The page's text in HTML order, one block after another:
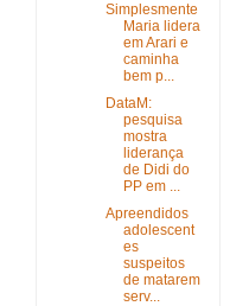
Simplesmente
Maria lidera
em Arari e
caminha
bem p...
DataM:
pesquisa
mostra
liderança
de Didi do
PP em ...
Apreendidos
adolescent
es
suspeitos
de matarem
serv...